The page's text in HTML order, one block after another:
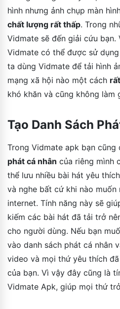
hình nhưng ảnh chụp màn
chất lượng rất thấp. Trong
Vidmate sẽ đến giải cứu bạn.
Vidmate có thể được sử
ta dùng Vidmate để tải hình
mạng xã hội nào một cách
khó khăn và cũng không làm
Tạo Danh Sách
Trong Vidmate apk bạn cũng
phát cá nhân của riêng mình
thể lưu nhiều bài hát yêu
và nghe bất cứ khi nào
internet. Tính năng này sẽ
kiếm các bài hát đã tải trở
cho người dùng. Nếu bạn
vào danh sách phát cá nhân
video và mọi thứ yêu thích
của bạn. Vì vậy đây cũng là
Vidmate Apk, giúp mọi thứ